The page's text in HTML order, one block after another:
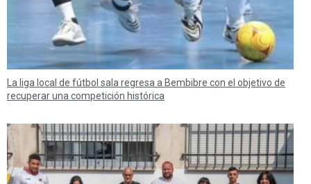
La liga local de fútbol sala regresa a Bembibre con el objetivo de
recuperar una competición histórica